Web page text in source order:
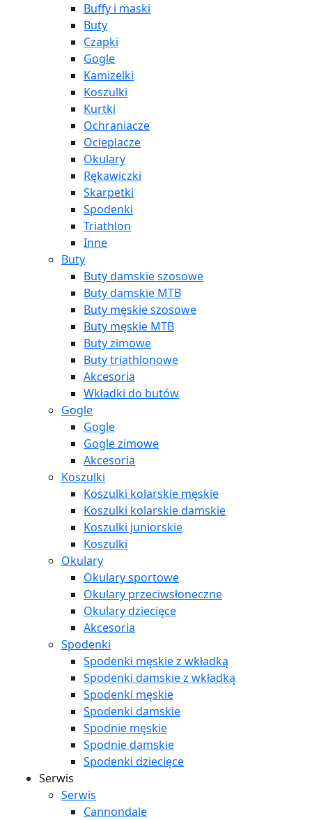
Buffy i maski
Buty
Czapki
Gogle
Kamizelki
Koszulki
Kurtki
Ochraniacze
Ocieplacze
Okulary
Rękawiczki
Skarpetki
Spodenki
Triathlon
Inne
Buty
Buty damskie szosowe
Buty damskie MTB
Buty męskie szosowe
Buty męskie MTB
Buty zimowe
Buty triathlonowe
Akcesoria
Wkładki do butów
Gogle
Gogle
Gogle zimowe
Akcesoria
Koszulki
Koszulki kolarskie męskie
Koszulki kolarskie damskie
Koszulki juniorskie
Koszulki
Okulary
Okulary sportowe
Okulary przeciwsłoneczne
Okulary dziecięce
Akcesoria
Spodenki
Spodenki męskie z wkładką
Spodenki damskie z wkładką
Spodenki męskie
Spodenki damskie
Spodnie męskie
Spodnie damskie
Spodenki dziecięce
Serwis
Serwis
Cannondale